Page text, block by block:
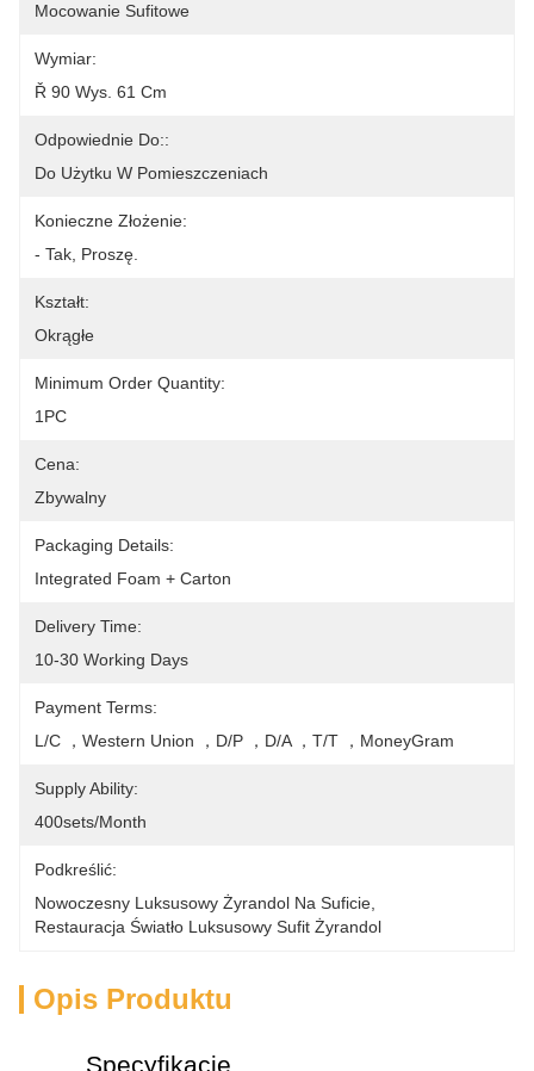
Mocowanie Sufitowe
Wymiar:
Ř 90 Wys. 61 Cm
Odpowiednie Do::
Do Użytku W Pomieszczeniach
Konieczne Złożenie:
- Tak, Proszę.
Kształt:
Okrągłe
Minimum Order Quantity:
1PC
Cena:
Zbywalny
Packaging Details:
Integrated Foam + Carton
Delivery Time:
10-30 Working Days
Payment Terms:
L/C ，Western Union ，D/P ，D/A ，T/T ，MoneyGram
Supply Ability:
400sets/month
Podkreślić:
Nowoczesny Luksusowy Żyrandol Na Suficie
Restauracja Światło Luksusowy Sufit Żyrandol
Opis Produktu
Specyfikacje